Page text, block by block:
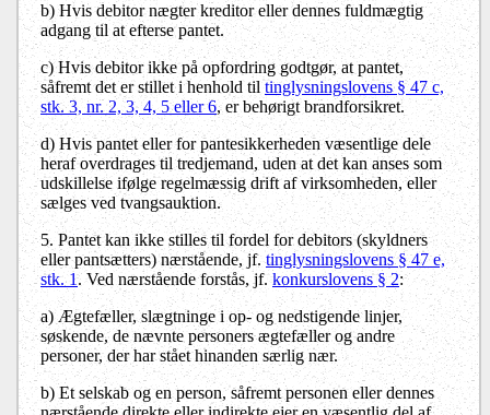
b)Hvis debitor nægter kreditor eller dennes fuldmægtig
adgang til at efterse pantet.
c)Hvis debitor ikke på opfordring godtgør, at pantet,
såfremt det er stillet i henhold tiltinglysningslovens § 47 c,
stk. 3, nr. 2, 3, 4, 5 eller 6, er behørigt brandforsikret.
d) Hvis pantet eller for pantesikkerheden væsentlige dele
heraf overdrages til tredjemand, uden at det kan anses som
udskillelse ifølge regelmæssig drift af virksomheden, eller
sælges ved tvangsauktion.
5. Pantet kan ikke stilles til fordel for debitors (skyldners
eller pantsætters) nærstående, jf.tinglysningslovens § 47 e,
stk. 1. Ved nærstående forstås, jf. konkurslovens § 2:
a)Ægtefæller, slægtninge i op- og nedstigende linjer,
søskende, de nævnte personers ægtefæller og andre
personer, der har stået hinanden særlig nær.
b) Et selskab og en person, såfremt personen eller dennes